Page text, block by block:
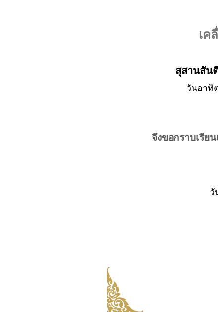
เค
สุสานสัน
วันอาทิ
จึงขอกราบเรีย
วั